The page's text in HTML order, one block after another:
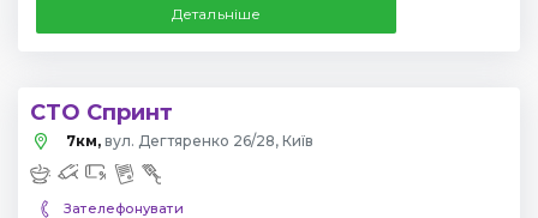
Детальніше
СТО Спринт
7км, вул. Дегтяренко 26/28, Київ
Зателефонувати